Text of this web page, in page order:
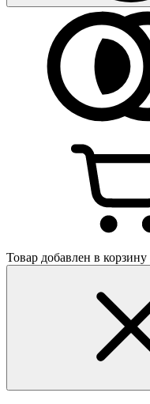
Товар добавлен в корзину